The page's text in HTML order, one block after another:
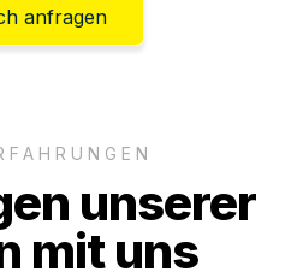
anfragen
unserer
mit uns